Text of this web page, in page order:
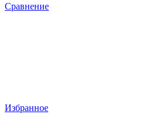
Сравнение
Избранное